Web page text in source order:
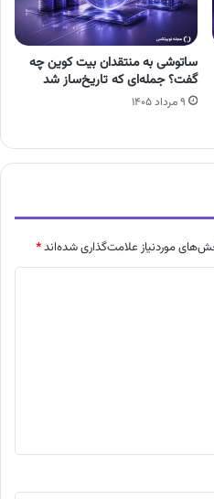
ساتوشی به منتقدان بیت کوین چه
گفت؟ جمله‌ای که تاریخ‌ساز شد
۹ مرداد ۱۴۰۵
موردنیاز علامت‌گذاری شده‌اند*